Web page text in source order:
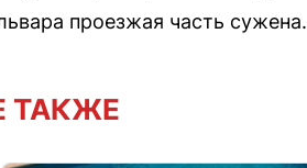
проезжая часть сужена.
ТАКЖЕ